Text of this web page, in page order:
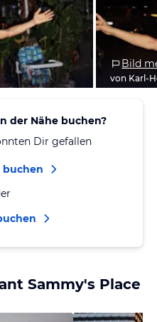
Bild
von Karl-
der Nähe buchen?
Dir gefallen
buchen
Sammy's Place